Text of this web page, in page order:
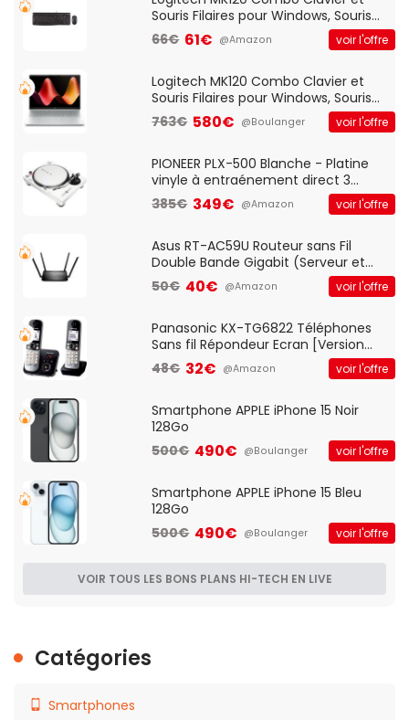
Souris Filaires pour Windows, Souris
Optique Filaire, Connexion USB Plug
And Play, Confortable, Taille
QWERTY UK - Noir
66€ 61€ @Amazon voir l'offre
Logitech MK120 Combo Clavier et
Souris Filaires pour Windows, Souris
Optique Filaire, Connexion USB Plug
And Play, Confortable, Taille
QWERTY UK - Noir
763€ 580€ @Boulanger voir l'offre
PIONEER PLX-500 Blanche - Platine
vinyle à entraénement direct 3
vitesses (33-45-78 trs/min) avec
pre-ampli intégré et port USB
385€ 349€ @Amazon voir l'offre
Asus RT-AC59U Routeur sans Fil
Double Bande Gigabit (Serveur et
Client VPN, Triple Vlan, Mode Point
d'accès et Bridge, contrôle Parental,
50€ 40€ @Amazon voir l'offre
Panasonic KX-TG6822 Téléphones
Sans fil Répondeur Ecran [Version
Française]
48€ 32€ @Amazon voir l'offre
Smartphone APPLE iPhone 15 Noir
128Go
500€ 490€ @Boulanger voir l'offre
Smartphone APPLE iPhone 15 Bleu
128Go
500€ 490€ @Boulanger voir l'offre
VOIR TOUS LES BONS PLANS HI-TECH EN LIVE
Catégories
Smartphones